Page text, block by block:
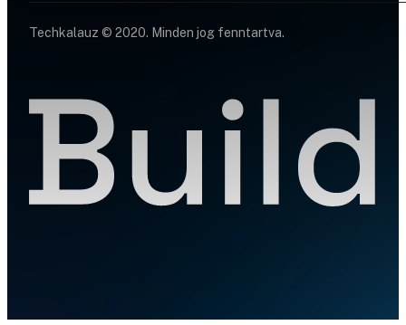
Techkalauz © 2020. Minden jog fenntartva.